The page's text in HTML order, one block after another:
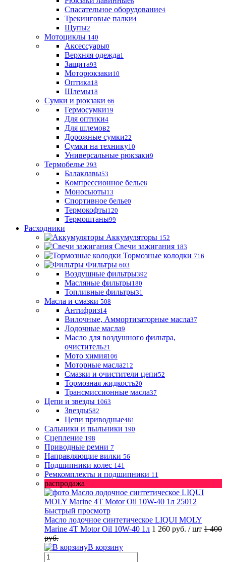
Спасательное оборудование4
Трекинговые палки4
Щупы2
Мотоциклы 140
Аксессуары0
Верхняя одежда1
Защита93
Моторюкзаки10
Оптика18
Шлемы18
Сумки и рюкзаки 66
Гермосумки19
Для оптики4
Для шлемов2
Дорожные сумки22
Сумки на технику10
Универсальные рюкзаки9
Термобелье 293
Балаклавы53
Компрессионное белье8
Моносьюты13
Спортивное белье0
Термокофты120
Термоштаны99
Расходники
Аккумуляторы 152
Свечи зажигания 183
Тормозные колодки 716
Фильтры 603
Воздушные фильтры392
Масляные фильтры180
Топливные фильтры31
Масла и смазки 508
Антифриз14
Вилочные, Аммортизаторные масла37
Лодочные масла9
Масло для воздушного фильтра,
очиститель21
Мото химия106
Моторные масла212
Смазки и очистители цепи52
Тормозная жидкость20
Трансмиссионные масла37
Цепи и звезды 1063
Звезды582
Цепи приводные481
Сальники и пыльники 190
Сцепление 198
Приводные ремни 7
Направляющие вилки 56
Подшипники колес 141
Ремкомплекты и подшипники 11
распродажа
Быстрый просмотр
Масло лодочное синтетическое LIQUI MOLY
Marine 4T Motor Oil 10W-40 1л 1 260 руб. / шт 1 400
руб.
В корзину